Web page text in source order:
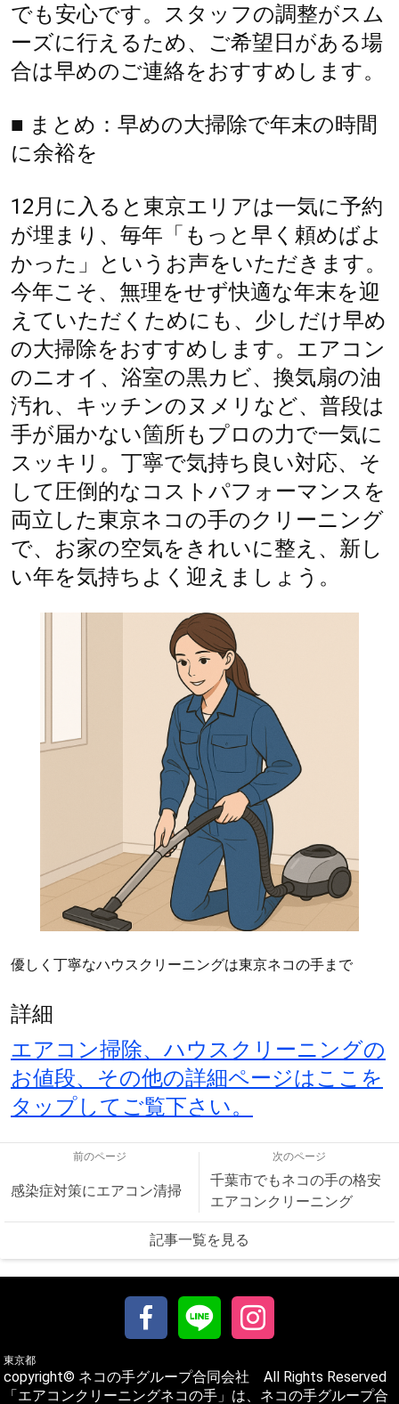
でも安心です。スタッフの調整がスム
ーズに行えるため、ご希望日がある場
合は早めのご連絡をおすすめします。
■ まとめ：早めの大掃除で年末の時間
に余裕を
12月に入ると東京エリアは一気に予約
が埋まり、毎年「もっと早く頼めばよ
かった」というお声をいただきます。
今年こそ、無理をせず快適な年末を迎
えていただくためにも、少しだけ早め
の大掃除をおすすめします。エアコン
のニオイ、浴室の黒カビ、換気扇の油
汚れ、キッチンのヌメリなど、普段は
手が届かない箇所もプロの力で一気に
スッキリ。丁寧で気持ち良い対応、そ
して圧倒的なコストパフォーマンスを
両立した東京ネコの手のクリーニング
で、お家の空気をきれいに整え、新し
い年を気持ちよく迎えましょう。
優しく丁寧なハウスクリーニングは東京ネコの手まで
詳細
エアコン掃除、ハウスクリーニングの
お値段、その他の詳細ページはここを
タップしてご覧下さい。
前のページ
感染症対策にエアコン清掃
次のページ
千葉市でもネコの手の格安
エアコンクリーニング
記事一覧を見る
東京都
copyright© ネコの手グループ合同会社 All Rights Reserved
「エアコンクリーニングネコの手」は、ネコの手グループ合